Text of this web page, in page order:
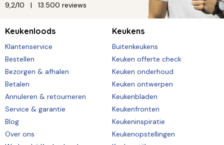
9,2/10 13.500 reviews
Keukenloods
Klantenservice
Bestellen
Bezorgen & afhalen
Betalen
Annuleren & retourneren
Service & garantie
Blog
Over ons
Keukens
Buitenkeukens
Keuken offerte check
Keuken onderhoud
Keuken ontwerpen
Keukenbladen
Keukenfronten
Keukeninspiratie
Keukenopstellingen